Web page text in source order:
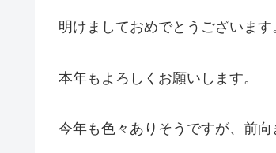
明けましておめでとうございます
本年もよろしくお願いします。
今年も色々ありそうですが、前